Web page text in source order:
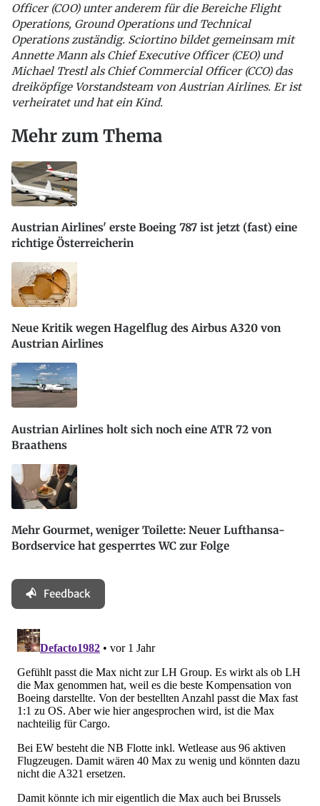
Officer (COO) unter anderem für die Bereiche Flight
Operations, Ground Operations und Technical
Operations zuständig. Sciortino bildet gemeinsam mit
Annette Mann als Chief Executive Officer (CEO) und
Michael Trestl als Chief Commercial Officer (CCO) das
dreiköpfige Vorstandsteam von Austrian Airlines. Er ist
verheiratet und hat ein Kind.
Mehr zum Thema
Austrian Airlines' erste Boeing 787 ist jetzt (fast) eine
richtige Österreicherin
Neue Kritik wegen Hagelflug des Airbus A320 von
Austrian Airlines
Austrian Airlines holt sich noch eine ATR 72 von
Braathens
Mehr Gourmet, weniger Toilette: Neuer Lufthansa-
Bordservice hat gesperrtes WC zur Folge
Feedback